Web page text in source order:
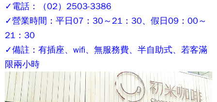
✓電話：（02）2503-3386
✓營業時間：平日07：30～21：30、假日09：00～
21：30
✓備註：有插座、wifi、無服務費、半自助式、若客滿
限兩小時